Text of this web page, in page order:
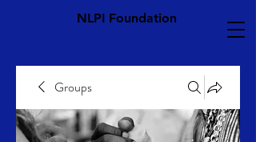
NLPI Foundation
Groups